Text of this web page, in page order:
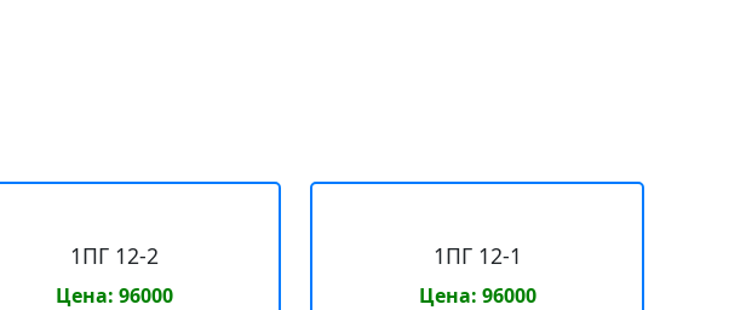
1ПГ 12-2
Цена: 96000
1ПГ 12-1
Цена: 96000